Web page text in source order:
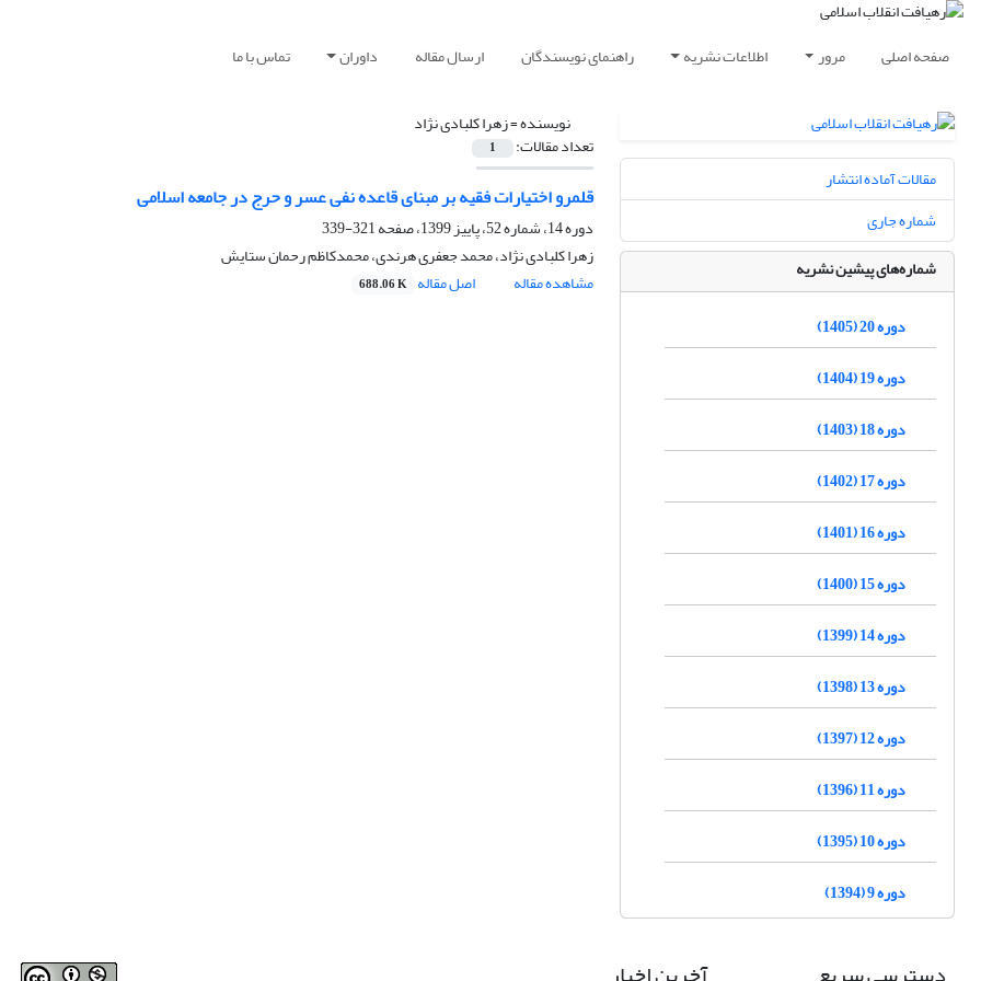
صفحه اصلی مرور اطلاعات نشریه راهنمای نویسندگان ارسال مقاله داوران تماس با ما
نویسنده =زهرا کلبادی نژاد
تعداد مقالات: 1
قلمرو اختیارات فقیه بر مبنای قاعده نفی عسر و حرج در جامعه اسلامی
دوره 14، شماره 52، پاییز 1399، صفحه
321-339
زهرا کلبادی نژاد، محمد جعفری هرندی، محمدکاظم رحمان ستایش
مشاهده مقاله
اصل مقاله 688.06 K
مقالات آماده انتشار
شماره جاری
شماره‌های پیشین نشریه
دوره 20 (1405)
دوره 19 (1404)
دوره 18 (1403)
دوره 17 (1402)
دوره 16 (1401)
دوره 15 (1400)
دوره 14 (1399)
دوره 13 (1398)
دوره 12 (1397)
دوره 11 (1396)
دوره 10 (1395)
دوره 9 (1394)